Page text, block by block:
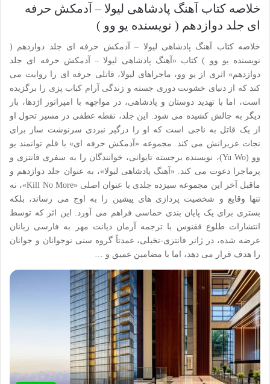
خلاصه کتاب آهنگ پادشاهی لیولا – آدمکش حرفه
ای جلد دوازدهم ( نویسنده یو وو )
خلاصه کتاب آهنگ پادشاهی لیولا – آدمکش حرفه ای جلد دوازدهم (
نویسنده یو وو ) کتاب «آهنگ پادشاهی لیولا – آدمکش حرفه ای جلد
دوازدهم» اثری از یو وو، ماجراهای لیولا، قاتلی حرفه ای را روایت می
کند که از دنیای خشونت دوری جسته و زندگی آرام کباب پزی را برگزیده
است، اما با تهدید دوستان و پادشاهی، در مواجهه با امپراتور اژدها، بار
دیگر به چالش کشیده می شود. این جلد، نقطه عطفی در مسیر تحول او
از یک قاتل به ناجی است که او را درگیر نبردی سرنوشت ساز برای
نجات عزیزانش می کند. مجموعه «آدمکش حرفه ای» با قلم توانمند یو
وو (Yu Wo)، نویسنده برجسته تایوانی، خوانندگان را به سفری فانتزی و
پرماجرا دعوت می کند. «آهنگ پادشاهی لیولا»، به عنوان جلد دوازدهم و
ماقبل آخر این مجموعه سیزده جلدی با عنوان اصلی «Kill No More»، نه
تنها وقایع و شخصیت پردازی های پیشین را به اوج می رساند، بلکه
بستری برای یک پایان بندی حماسی فراهم می آورد. این اثر که توسط
انتشارات طلوع ققنوس با ترجمه آرمان دیانت مهر به فارسی زبانان
عرضه شده، در ژانر فانتزی-تخیلی، عمدتاً گروه سنی نوجوانان و جوانان
را هدف قرار می دهد، اما با مضامین عمیق و …